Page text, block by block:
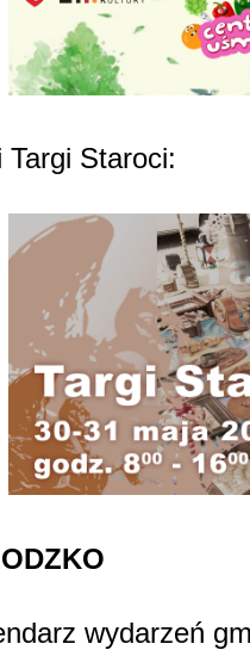
Targi Staroci:
wydarzeń